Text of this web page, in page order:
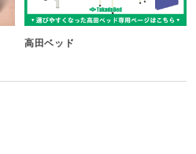
高田ベッド